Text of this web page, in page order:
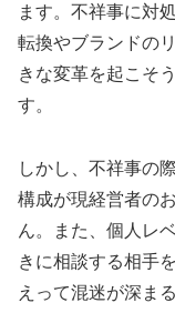
ます。不祥事に対
転換やブランドの
きな変革を起こそ
す。
しかし、不祥事の
構成が現経営者の
ん。また、個人レ
きに相談する相手
えって混迷が深ま